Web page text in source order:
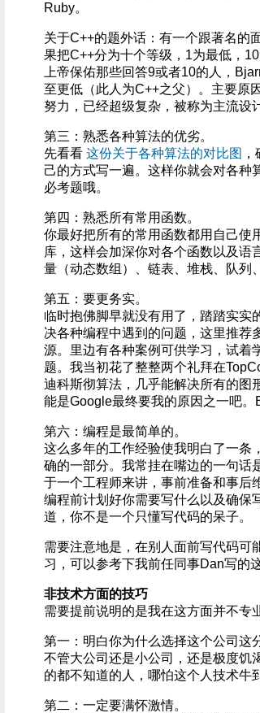
Ruby。
关于C++的题外话：有一个跟著名的
果把C++分为十个等级，1为最低，
上帝保佑那些回答9或者10的人，
至更低（此人为C++之父）。主要原
努力，已经超级复杂，被称为主流设
第三：熟悉各种算法的优劣。
先看看 这份关于各种算法的对比图
己的方式写一遍。这样你就会对各种
必考题哦。
第四：熟悉所有常用函数。
你最好把所有的常用函数都用自己使
库，这样会加深你对各个函数以及语
量（动态数组）、链表、堆栈、队列
第五：要更务实。
临时抱佛脚早就没有用了，踏踏实实
决各种编程中遇到的问题，这里推荐
源。里边有各种案例可供学习，试着
题。我当初花了整整两个礼拜在
迪科斯彻算法，几乎能解决所有的图
能是Google最终要我的原因之一吧。
第六：编程是最简单的。
这么多年的工作经验使我明白了一条
确的一部分。我常挂在嘴边的一句话
于一个工程师来讲，事前准备和事后
编程前计划好你需要写什么以及确保
道，你不是一个只懂写代码的呆子。
需要注意地是，在别人面前写代码可
习，可以参考下我前任同事Dan写的
非技术方面的技巧
需要提前说明的是我在这方面并不专
第一：明白你为什么选择这个公司这
不管大公司还是小公司，还是极度饥
的都不知道的人，哪怕这个人技术牛
第二：一定要满怀激情。